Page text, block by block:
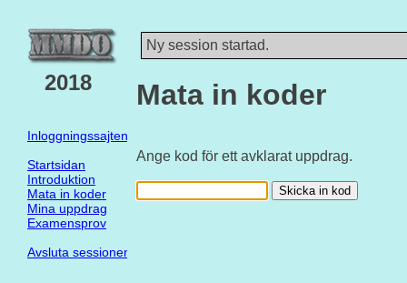
2018
Inloggningssajten
Startsidan
Introduktion
Mata in koder
Mina uppdrag
Examensprov
Avsluta sessionen
Ny session startad.
Mata in koder
Ange kod för ett avklarat uppdrag.